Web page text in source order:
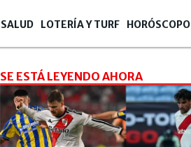
SALUD LOTERÍA Y TURF HORÓSCOPO
SE ESTÁ LEYENDO AHORA